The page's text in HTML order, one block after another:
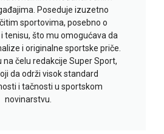
Poseduje izuzetno
sportovima, posebno o
tenisu, što mu omogućava da
i originalne sportske priče.
na čelu redakcije Super Sport,
da održi visok standard
i tačnosti u sportskom
novinarstvu.